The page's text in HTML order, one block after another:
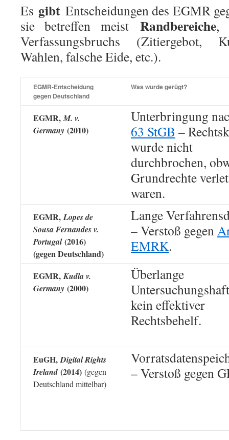
Es gibt Entscheidungen des EGMR
sie betreffen meistRandbereiche,
Verfassungsbruchs (Zitiergebot,
Wahlen, falsche Eide, etc.).
EGMR-Entscheidung
gegen Deutschland
Was wurde gerügt?
EGMR,M. v.
Germany (2010)
Unterbringung
63 StGB –
wurde nicht
durchbrochen,
Grundrechte
waren.
EGMR,Lopes de
Sousa Fernandes v.
Portugal(2016)
(gegen Deutschland)
Lange
– Verstoß gegen
EMRK.
EGMR,Kudla v.
Germany (2000)
Überlange
kein effektiver
Rechtsbehelf.
EuGH,Digital Rights
Ireland(2014) (gegen
Deutschland mittelbar)
– Verstoß gegen